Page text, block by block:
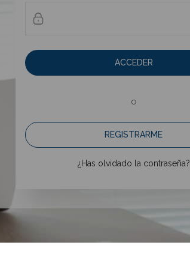
ACCEDER
o
REGISTRARME
¿Has olvidado la contraseña?